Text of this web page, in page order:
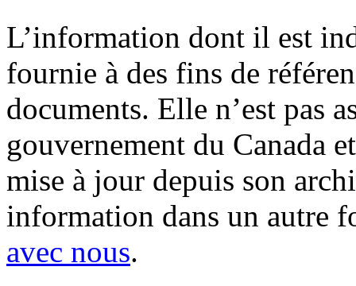
L’information dont il est
fournie à des fins de
documents. Elle n’est pas
gouvernement du Canada
mise à jour depuis son
information dans un autre
avec nous.